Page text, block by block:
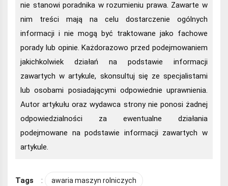
nie stanowi poradnika w rozumieniu prawa. Zawarte w
nim treści mają na celu dostarczenie ogólnych
informacji i nie mogą być traktowane jako fachowe
porady lub opinie. Każdorazowo przed podejmowaniem
jakichkolwiek działań na podstawie informacji
zawartych w artykule, skonsultuj się ze specjalistami
lub osobami posiadającymi odpowiednie uprawnienia.
Autor artykułu oraz wydawca strony nie ponosi żadnej
odpowiedzialności za ewentualne działania
podejmowane na podstawie informacji zawartych w
artykule.
Tags : awaria maszyn rolniczych